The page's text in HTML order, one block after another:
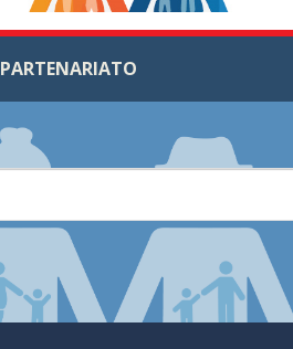
PARTENARIATO